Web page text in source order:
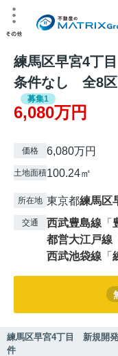
練馬区早宮4丁
条件なし 全8
募集1
6,080万円
価格 6,080万円
土地面積100.24㎡
所在地 東京都練馬区
交通 西武豊島線 「
都営大江戸線
西武池袋線 「
練馬区早宮4丁目 新規開
件